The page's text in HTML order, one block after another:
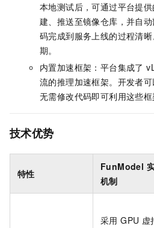
本地测试后，可通过平台提
建、推送至镜像仓库，并自
码完成到服务上线的过程清
期。
内置加速框架：平台集成了
流的推理加速框架。开发者
无需修改代码即可利用这些框
技术优势
特性
FunModel
机制
采用 GPU 虚